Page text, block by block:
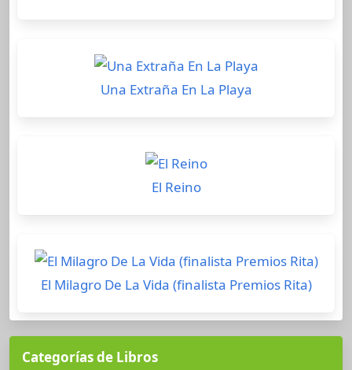
Una Extraña En La Playa
El Reino
El Milagro De La Vida (finalista Premios Rita)
Categorías de Libros